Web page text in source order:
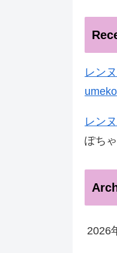
レン
umeko
レン
ぽちゃ
2026